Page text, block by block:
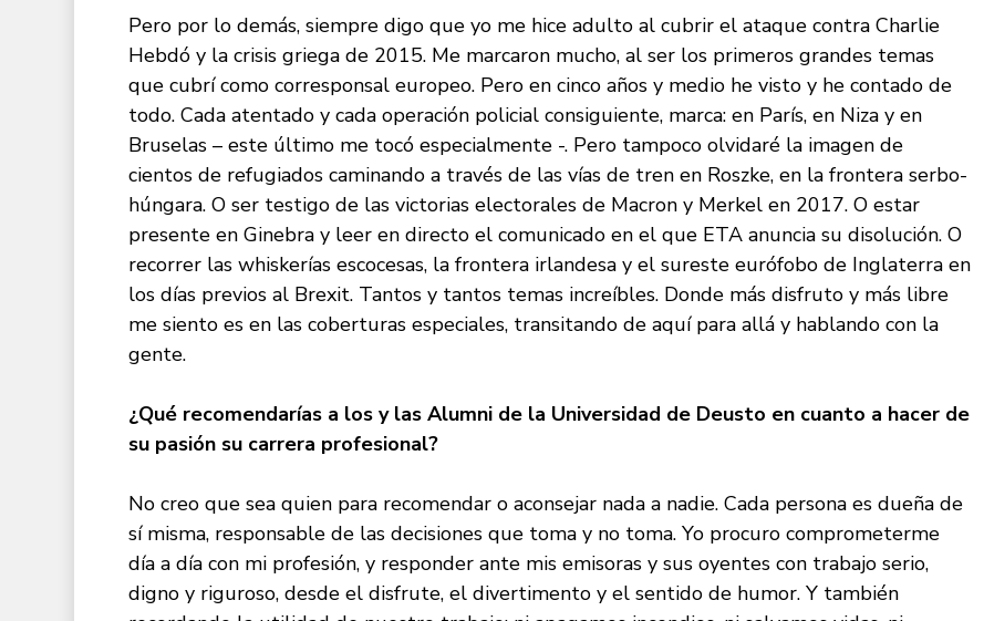
Pero por lo demás, siempre digo que yo me hice adulto al cubrir el ataque contra Charlie
Hebdó y la crisis griega de 2015. Me marcaron mucho, al ser los primeros grandes temas
que cubrí como corresponsal europeo. Pero en cinco años y medio he visto y he contado de
todo. Cada atentado y cada operación policial consiguiente, marca: en París, en Niza y en
Bruselas – este último me tocó especialmente -. Pero tampoco olvidaré la imagen de
cientos de refugiados caminando a través delas vías de tren en Roszke, en la frontera serbo-
húngara. O ser testigo de las victorias electorales de Macron y Merkel en 2017. O estar
presente en Ginebra y leer en directo el comunicado en el que ETA anuncia su disolución. O
recorrer las whiskerías escocesas, la frontera irlandesa y el sureste eurófobo de Inglaterra en
los días previos al Brexit. Tantos y tantos temas increíbles. Donde más disfruto y más libre
me siento es en las coberturas especiales, transitando de aquí para allá y hablando con la
gente.
¿Qué recomendarías a los y las Alumni de la Universidad de Deusto en cuanto a hacer de
su pasión su carrera profesional?
No creo que sea quien para recomendar o aconsejar nada a nadie. Cada persona es dueña de
sí misma, responsable de las decisiones que toma y no toma. Yo procuro comprometerme
día a día con mi profesión, y responder ante mis emisoras y sus oyentes con trabajo serio,
digno y riguroso, desde el disfrute, el divertimento y el sentido de humor. Y también